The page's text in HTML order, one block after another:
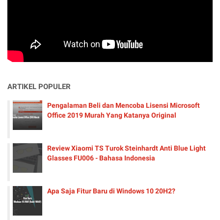
ARTIKEL POPULER
Pengalaman Beli dan Mencoba Lisensi Microsoft
Office 2019 Murah Yang Katanya Original
Review Xiaomi TS Turok Steinhardt Anti Blue Light
Glasses FU006 - Bahasa Indonesia
Apa Saja Fitur Baru di Windows 10 20H2?